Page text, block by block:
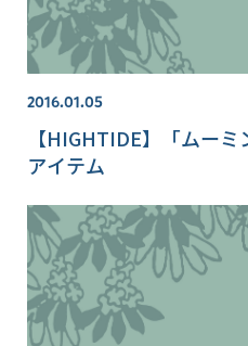
2016.01.05
【HIGHTIDE】「ムー
アイテム